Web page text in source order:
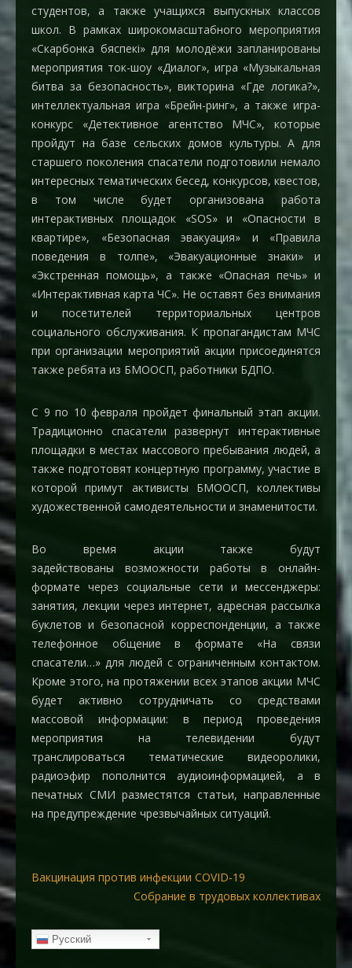
студентов, а также учащихся выпускных классов
школ. В рамках широкомасштабного мероприятия
«Скарбонка бяспекi» для молодёжи запланированы
мероприятия ток-шоу «Диалог», игра «Музыкальная
битва за безопасность», викторина «Где логика?»,
интеллектуальная игра «Брейн-ринг», а также игра-
конкурс «Детективное агентство МЧС», которые
пройдут на базе сельских домов культуры. А для
старшего поколения спасатели подготовили немало
интересных тематических бесед, конкурсов, квестов,
в том числе будет организована работа
интерактивных площадок «SOS» и «Опасности в
квартире», «Безопасная эвакуация» и «Правила
поведения в толпе», «Эвакуационные знаки» и
«Экстренная помощь», а также «Опасная печь» и
«Интерактивная карта ЧС». Не оставят без внимания
и посетителей территориальных центров
социального обслуживания. К пропагандистам МЧС
при организации мероприятий акции присоединятся
также ребята из БМООСП, работники БДПО.
С 9 по 10 февраля пройдет финальный этап акции.
Традиционно спасатели развернут интерактивные
площадки в местах массового пребывания людей, а
также подготовят концертную программу, участие в
которой примут активисты БМООСП, коллективы
художественной самодеятельности и знаменитости.
Во время акции также будут
задействованы возможности работы в онлайн-
формате через социальные сети и мессенджеры:
занятия, лекции через интернет, адресная рассылка
буклетов и безопасной корреспонденции, а также
телефонное общение в формате «На связи
спасатели…» для людей с ограниченным контактом.
Кроме этого, на протяжении всех этапов акции МЧС
будет активно сотрудничать со средствами
массовой информации: в период проведения
мероприятия на телевидении будут
транслироваться тематические видеоролики,
радиоэфир пополнится аудиоинформацией, а в
печатных СМИ разместятся статьи, направленные
на предупреждение чрезвычайных ситуаций.
Навигация
записям
Вакцинация против инфекции COVID-19
Собрание в трудовых коллективах
Русский